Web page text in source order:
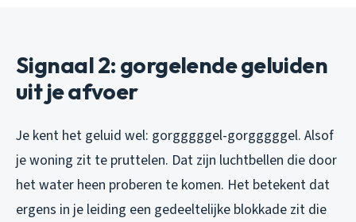
Signaal 2: gorgelende geluiden
uit je afvoer
Je kent het geluid wel: gorgggggel-gorgggggel. Alsof
je woning zit te pruttelen. Dat zijn luchtbellen die door
het water heen proberen te komen. Het betekent dat
ergens in je leiding een gedeeltelijke blokkade zit die